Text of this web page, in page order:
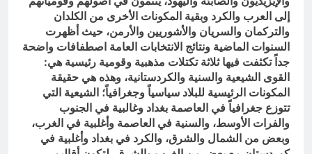
إلى العرب والكرد وبقية المكونات الأخرى من الكلدان
والتركمان والسريان والأشوريين والأرمن، حيث أظهرت
السنوات الماضية ونتائج الانتخابات العامة اصطفافات واضحة
جداً تكثفت فيها ثلاثة تكتلات مذهبية وقومية رئيسية هي:
القوى الشيعية والسنية والكردستانية، وهذه هي حقيقة
المكونات الرئيسية للبلاد سياسياً وجغرافياً؛ الشيعية التي
تتوزع جغرافياً في العاصمة بغداد وغالبية في الجنوب
والفرات الأوسط، والسنية في العاصمة وأغلبية في الغرب،
وبعض من الشمال والشرق، والكرد في بغداد وأغلبية في